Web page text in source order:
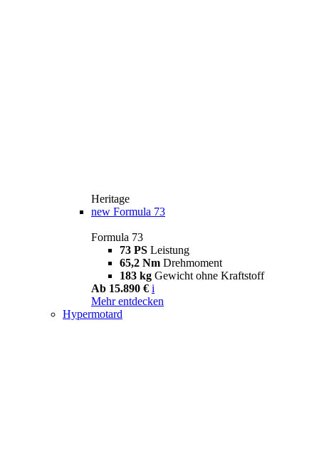
Heritage
new Formula 73
Formula 73
73 PS Leistung
65,2 Nm Drehmoment
183 kg Gewicht ohne Kraftstoff
Ab 15.890 € i
Mehr entdecken
Hypermotard